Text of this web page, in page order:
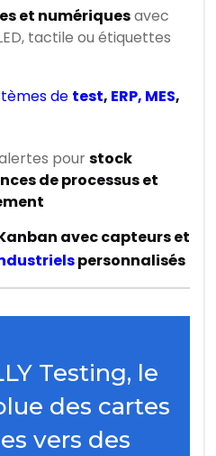
et numériquesavec
tactile ou étiquettes
de test, ERP, MES,
pourstock
de processus et
avec capteurs et
personnalisés
Testing, le
des cartes
vers des